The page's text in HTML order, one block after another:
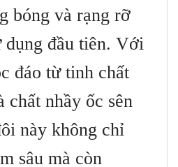
bóng và rạng rỡ
dụng đầu tiên. Với
đáo từ tinh chất
chất nhầy ốc sên
này không chỉ
sâu mà còn